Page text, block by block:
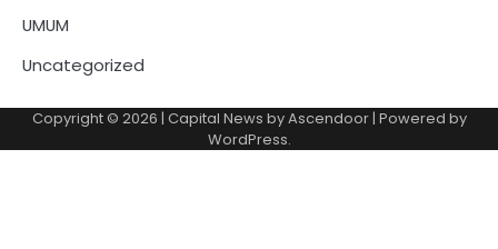
UMUM
Uncategorized
Copyright © 2026 | Capital News byAscendoor| Powered by
WordPress.